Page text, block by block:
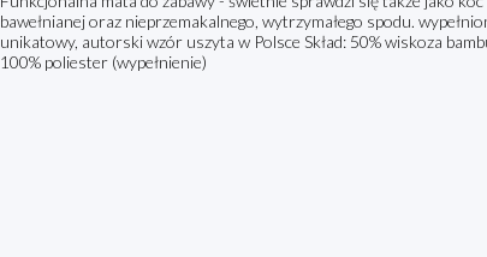
bawełnianej oraz nieprzemakalnego, wytrzymałego spodu.
unikatowy, autorski wzór uszyta w Polsce Skład: 50% wiskoza
100% poliester (wypełnienie)